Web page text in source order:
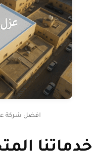
افضل شركة
خدماتنا